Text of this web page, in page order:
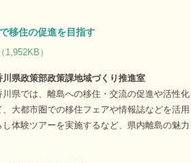
移住の促進を目指す
）
川県政策部政策課地域づくり推進室
川県では、離島への移住・交流の促進や活性
、大都市圏での移住フェアや情報誌などを活
し体験ツアーを実施するなど、県内離島の魅